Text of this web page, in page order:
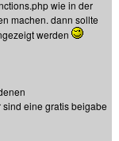
wie in der
machen. dann sollte
werden
eine gratis beigabe